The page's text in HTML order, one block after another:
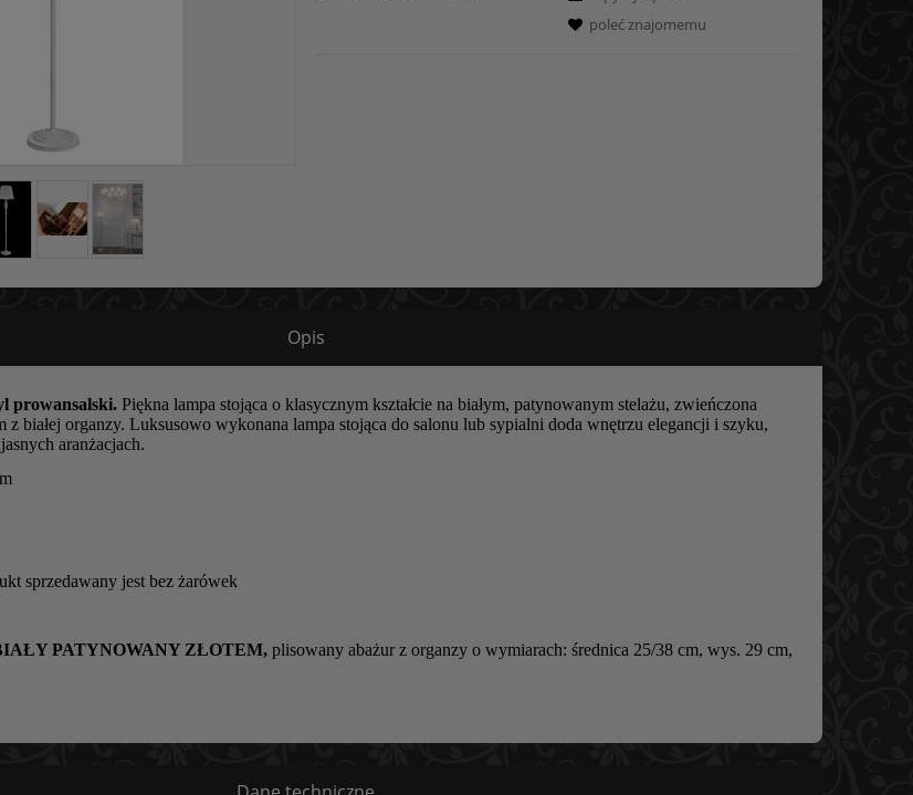
poleć znajomemu
Opis
prowansalski. Piękna lampa stojąca o klasycznym kształcie na białym, patynowanym stelażu, zwieńczona
z białej organzy. Luksusowo wykonana lampa stojąca do salonu lub sypialni doda wnętrzu elegancji i szyku,
aranżacjach.
sprzedawany jest bez żarówek
PATYNOWANY ZŁOTEM, plisowany abażur z organzy o wymiarach: średnica 25/38 cm, wys. 29 cm,